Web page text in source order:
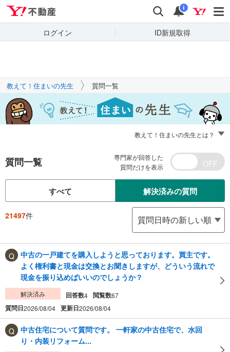
検索 通知
i
ログイン ID新規取得
キーワードで
質問を探す
教えて！住まいの先生 質問一覧
教えて！住まいの先生とは？
質問一覧
専門家が回答した
質問だけを表示
すべて 解決済みの質問
21497件
中古の一戸建てを購入しようと思っております。買主です。
よく権利書と現金は交換とお聞きしますが、どういう流れで
現金を振り込めばいいのでしょうか？
解決済み 回答数4 閲覧数67
質問日2026/08/04 更新日2026/08/04
中古住宅について質問です。 一軒家の中古住宅で、水回
り・内装リフォーム...